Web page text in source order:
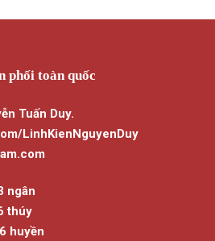
phối toàn quốc
Tuấn Duy.
LinhKienNguyenDuy
ngân
thúy
huyền